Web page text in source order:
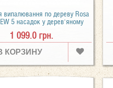
випалювання по дереву Rosa
5 насадок у дерев'яному
1 099.0 грн.
КОРЗИНУ